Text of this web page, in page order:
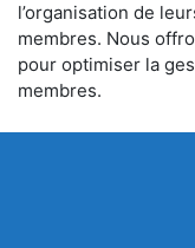
l’organisation de
membres. Nous
pour optimiser la
membres.